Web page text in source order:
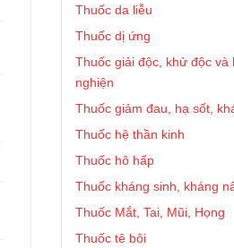
Thuốc da liễu
Thuốc dị ứng
Thuốc giải độc, khử độc và
nghiện
Thuốc giảm đau, hạ sốt,
Thuốc hệ thần kinh
Thuốc hô hấp
Thuốc kháng sinh, kháng
Thuốc Mắt, Tai, Mũi, Họng
Thuốc tê bôi